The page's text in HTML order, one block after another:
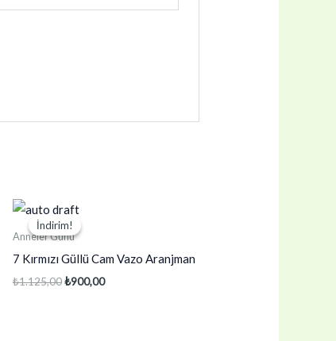
İndirim!
İndirim!
Anneler Günü
7 Kırmızı Güllü Cam Vazo Aranjman
₺1.125,00Orijinal
₺900,00Şu